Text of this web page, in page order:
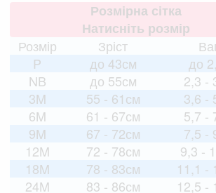
Розмірна сітка
Натисніть розмір
Розмір
Зріст
P
до 43см
до
NB
до 55см
2,3 -
3M
55 - 61см
3,6 -
6M
61 - 67см
5,7 -
9M
67 - 72см
7,5 -
12M
72 - 78см
9,3 -
18M
78 - 83см
11,1 -
24M
83 - 86см
12,5 -